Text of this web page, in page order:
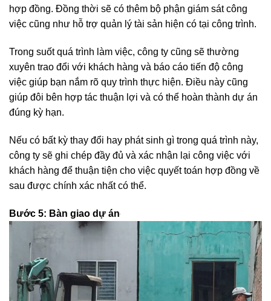
hợp đồng. Đồng thời sẽ có thêm bộ phận giám sát công
việc cũng như hỗ trợ quản lý tài sản hiện có tại công trình.
Trong suốt quá trình làm việc, công ty cũng sẽ thường
xuyên trao đổi với khách hàng và báo cáo tiến độ công
việc giúp bạn nắm rõ quy trình thực hiện. Điều này cũng
giúp đôi bên hợp tác thuận lợi và có thể hoàn thành dự án
đúng kỳ hạn.
Nếu có bất kỳ thay đổi hay phát sinh gì trong quá trình này,
công ty sẽ ghi chép đầy đủ và xác nhận lại công việc với
khách hàng để thuận tiện cho việc quyết toán hợp đồng về
sau được chính xác nhất có thể.
Bước 5: Bàn giao dự án